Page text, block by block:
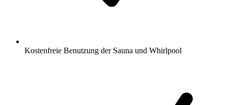
Kostenfreie Benutzung der Sauna und Whirlpool